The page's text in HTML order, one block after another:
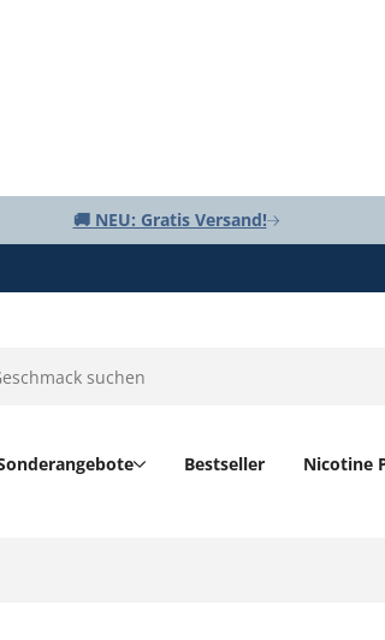
🚚 NEU: Gratis Versand!
Bestseller Nicotine